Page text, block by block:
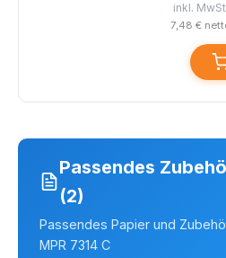
inkl.
7,48 €
Passendes
(2)
Passendes Papier und
MPR 7314 C